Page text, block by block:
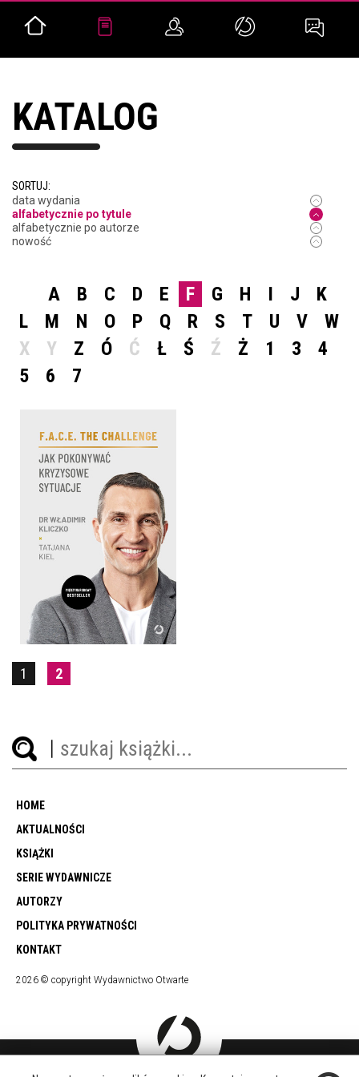
KATALOG
SORTUJ:
data wydania
alfabetycznie po tytule
alfabetycznie po autorze
nowość
A B C D E F G H I J
K
L
M N O P Q R S T U V
W
X
Y Z Ó Ć Ł Ś Ź Ż 1 3
4
5
6 7
F.A.C.E. THE CHALLENGE.
WŁADIMIR KLICZKO,
TATJANA KIEL
OPRAWA MIĘKKA
49,99 ZŁ
1 2
HOME
AKTUALNOŚCI
KSIĄŻKI
SERIE WYDAWNICZE
AUTORZY
POLITYKA PRYWATNOŚCI
KONTAKT
2026 © copyright Wydawnictwo Otwarte